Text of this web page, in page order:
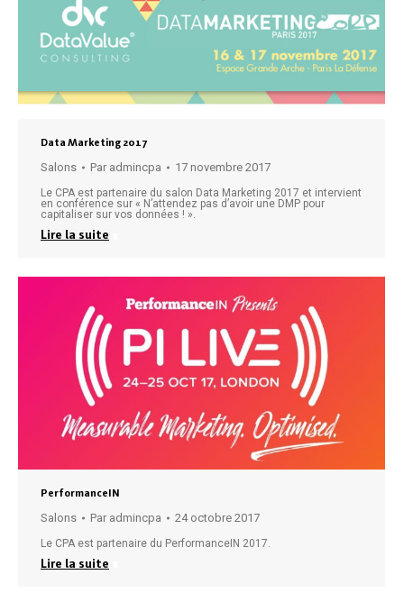
Data Marketing 2017
Salons Par admincpa 17 novembre 2017
Le CPA est partenaire du salon Data Marketing 2017 et intervient
en conférence sur « N’attendez pas d’avoir une DMP pour
capitaliser sur vos données ! ».
Lire la suite
PerformanceIN
Salons Par admincpa 24 octobre 2017
Le CPA est partenaire du PerformanceIN 2017.
Lire la suite